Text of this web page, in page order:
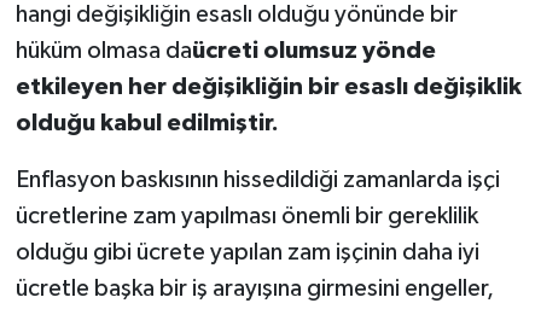
hangi değişikliğin esaslı olduğu yönünde bir
hüküm olmasa daücreti olumsuz yönde
etkileyen her değişikliğin bir esaslı değişiklik
olduğu kabul edilmiştir.
Enflasyon baskısının hissedildiği zamanlarda işçi
ücretlerine zam yapılması önemli bir gereklilik
olduğu gibi ücrete yapılan zam işçinin daha iyi
ücretle başka bir iş arayışına girmesini engeller,